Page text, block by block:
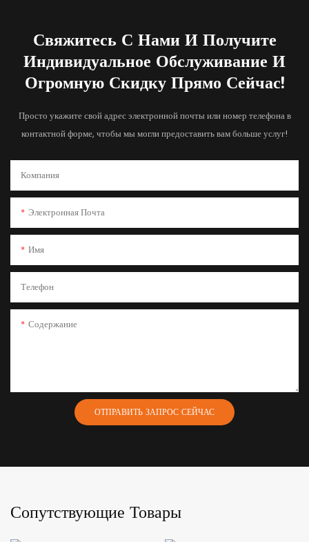
Свяжитесь С Нами И Получите
Индивидуальное Обслуживание И
Огромную Скидку Прямо Сейчас!
Просто укажите свой адрес электронной почты или номер телефона в
контактной форме, чтобы мы могли предоставить вам больше услуг!
Компания
Электронная Почта
Имя
Телефон
Содержание
ОТПРАВИТЬ ЗАПРОС СЕЙЧАС
Сопутствующие Товары